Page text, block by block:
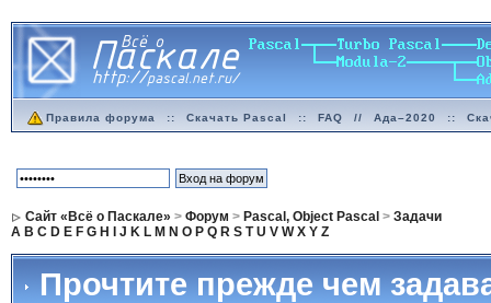
Правила форума :: Скачать Pascal :: FAQ // Ада–2020 ::
Сайт «Всё о Паскале» > Форум > Pascal, Object Pascal > Задачи
A B C D E F G H J K L M N O P Q R S T U V W X Y Z
Прочтите прежде чем